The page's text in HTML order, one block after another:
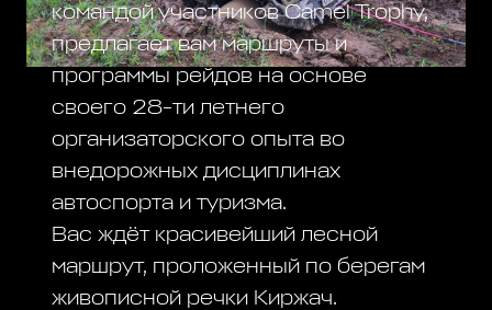
командой участников Camel Trophy,
предлагает вам маршруты и
программы рейдов на основе
своего 28-ти летнего
организаторского опыта во
внедорожных дисциплинах
автоспорта и туризма.
Вас ждёт красивейший лесной
маршрут, проложенный по берегам
живописной речки Киржач.